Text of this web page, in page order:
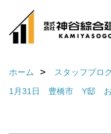
ホーム
スタッフブロ
1月31日 豊橋市 Y邸 お